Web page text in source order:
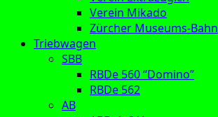
Verein Mikado
Zürcher Museums-Bahn
Triebwagen
SBB
RBDe 560 “Domino”
RBDe 562
AB